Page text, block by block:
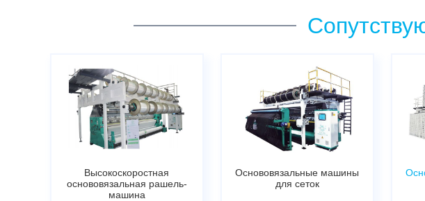
Высокоскоростная
основовязальная рашель-
машина
Основовязальные машины
для сеток